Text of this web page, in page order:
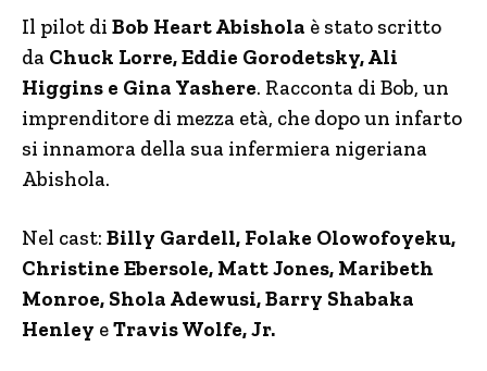
Il pilot di Bob Heart Abishola è stato scritto
da Chuck Lorre, Eddie Gorodetsky, Ali
Higgins e Gina Yashere. Racconta di Bob, un
imprenditore di mezza età, che dopo un infarto
si innamora della sua infermiera nigeriana
Abishola.
Nel cast: Billy Gardell, Folake Olowofoyeku,
Christine Ebersole, Matt Jones, Maribeth
Monroe, Shola Adewusi, Barry Shabaka
Henley eTravis Wolfe, Jr.